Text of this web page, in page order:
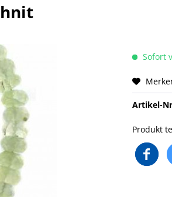
Sofort
Artikel-
Produkt